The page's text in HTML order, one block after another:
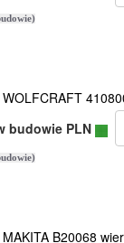
WOLFCRAFT
budowie PLN
MAKITA B20068